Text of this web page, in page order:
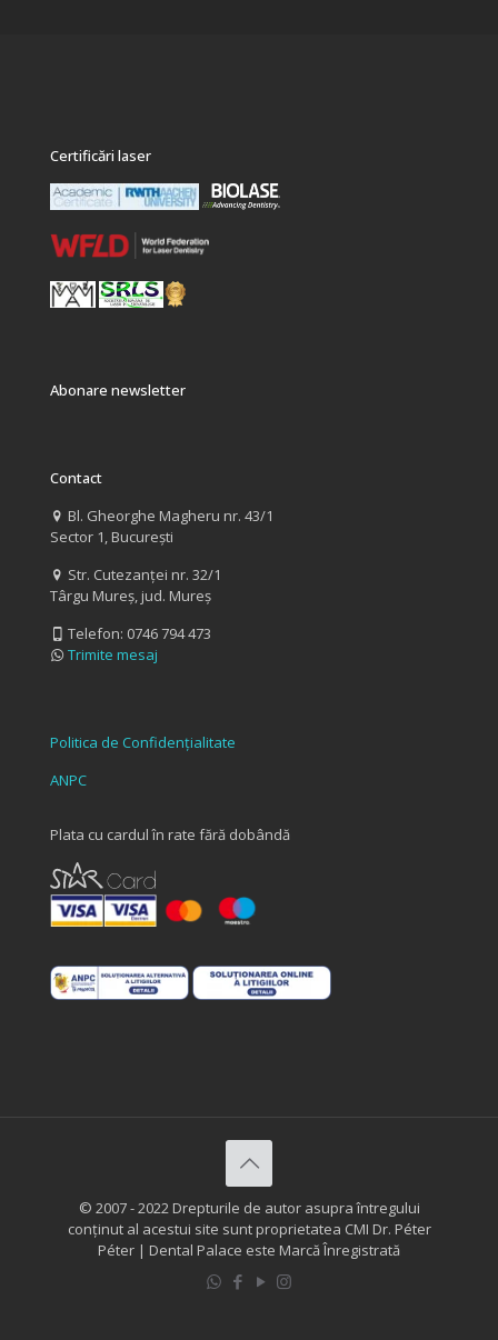
Certificări laser
Abonare newsletter
Contact
Bl. Gheorghe Magheru nr. 43/1
Sector 1, București
Str. Cutezanței nr. 32/1
Târgu Mureș, jud. Mureș
Telefon: 0746 794 473
Trimite mesaj
Politica de Confidențialitate
ANPC
Plata cu cardul în rate fără dobândă
© 2007 - 2022 Drepturile de autor asupra întregului
conținut al acestui site sunt proprietatea CMI Dr. Péter
Péter | Dental Palace este Marcă Înregistrată